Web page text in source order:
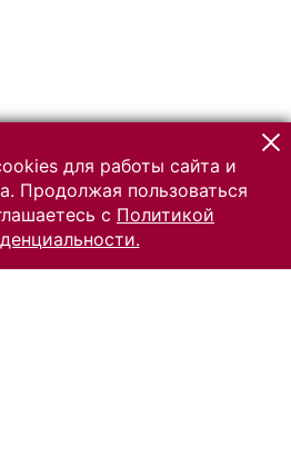
для работы сайта и
Продолжая пользоваться
с Политикой